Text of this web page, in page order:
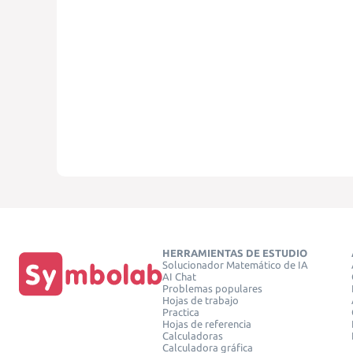
HERRAMIENTAS DE ESTUDIO
Solucionador Matemático de IA
AI Chat
Problemas populares
Hojas de trabajo
Practica
Hojas de referencia
Calculadoras
Calculadora gráfica